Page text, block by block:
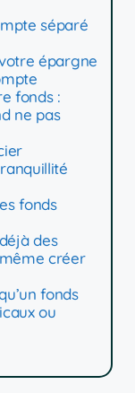
séparé
épargne
fonds :
ne pas
fonds
des
créer
fonds
ou